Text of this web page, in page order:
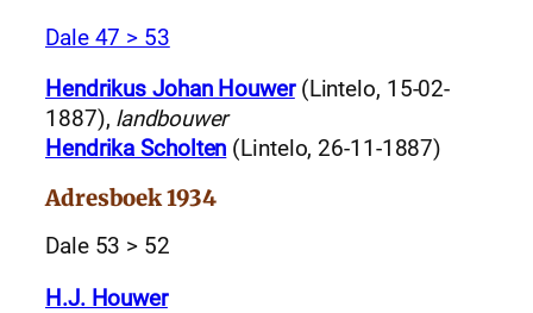
Dale 47 > 53
Hendrikus Johan Houwer(Lintelo, 15-02-
1887), landbouwer
Hendrika Scholten (Lintelo, 26-11-1887)
Adresboek 1934
Dale 53 > 52
H.J. Houwer